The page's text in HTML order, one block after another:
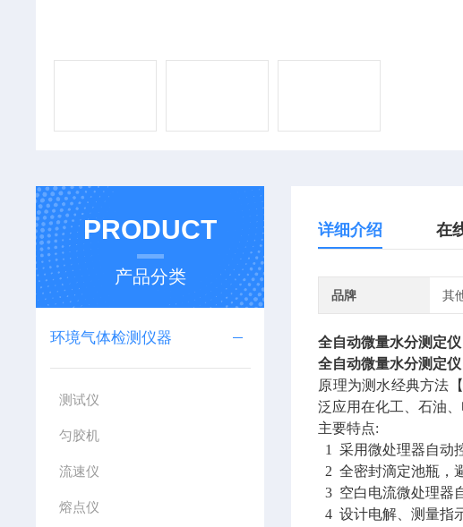
PRODUCT
产品分类
环境气体检测仪器
测试仪
匀胶机
流速仪
熔点仪
详细介绍 在
品牌 其
全自动微量水分测定仪
全自动微量水分测定仪
原理为测水经典方法
泛应用在化工、石油
主要特点:
1 采用微处理器自动
2 全密封滴定池瓶，
3 空白电流微处理器
4 设计电解、测量指